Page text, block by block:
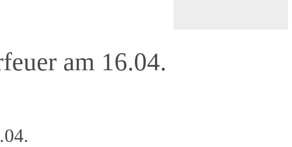
am 16.04.